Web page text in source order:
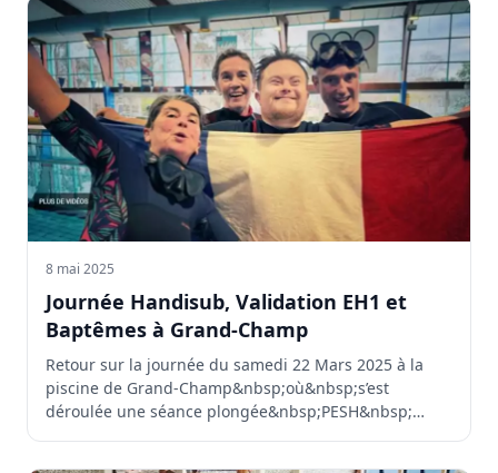
8 mai 2025
Journée Handisub, Validation EH1 et
Baptêmes à Grand-Champ
Retour sur la journée du samedi 22 Mars 2025 à la
piscine de Grand-Champ&nbsp;où&nbsp;s’est
déroulée une séance plongée&nbsp;PESH&nbsp;